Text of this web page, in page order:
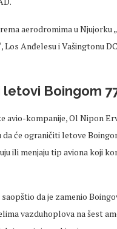
aerodromima u Njujorku
Los Anđelesu i Vašingtonu
letovi Boingom
avio-kompanije, Ol Nipon
će ograničiti letove
ili menjaju tip aviona koji
da je zamenio
vazduhoplova na šest